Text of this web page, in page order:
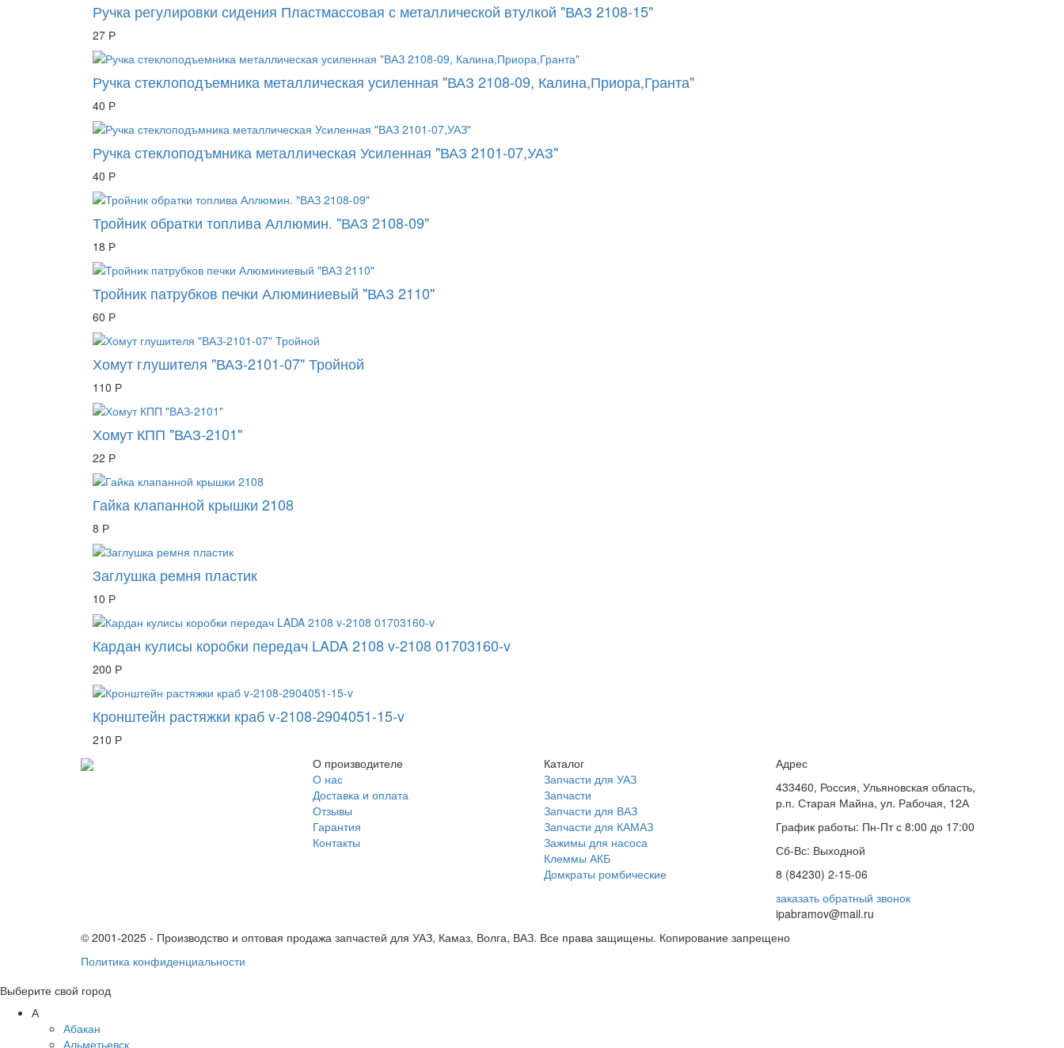
Ручка регулировки сидения Пластмассовая с металлической втулкой "ВАЗ 2108-15"
27 Р
Ручка стеклоподъемника металлическая усиленная "ВАЗ 2108-09, Калина,Приора,Гранта"
40 Р
Ручка стеклоподъмника металлическая Усиленная "ВАЗ 2101-07,УАЗ"
40 Р
Тройник обратки топлива Аллюмин. "ВАЗ 2108-09"
18 Р
Тройник патрубков печки Алюминиевый "ВАЗ 2110"
60 Р
Хомут глушителя "ВАЗ-2101-07" Тройной
110 Р
Хомут КПП "ВАЗ-2101"
22 Р
Гайка клапанной крышки 2108
8 Р
Заглушка ремня пластик
10 Р
Кардан кулисы коробки передач LADA 2108 v-2108 01703160-v
200 Р
Кронштейн растяжки краб v-2108-2904051-15-v
210 Р
О производителе
О нас
Доставка и оплата
Отзывы
Гарантия
Контакты
Каталог
Запчасти для УАЗ
Запчасти
Запчасти для ВАЗ
Запчасти для КАМАЗ
Зажимы для насоса
Клеммы АКБ
Домкраты ромбические
Адрес
433460, Россия, Ульяновская область,
р.п. Старая Майна, ул. Рабочая, 12А
График работы: Пн-Пт с 8:00 до 17:00
Сб-Вс: Выходной
8 (84230) 2-15-06
заказать обратный звонок
ipabramov@mail.ru
© 2001-2025 - Производство и оптовая продажа запчастей для УАЗ, Камаз, Волга, ВАЗ. Все права защищены. Копирование запрещено
Политика конфиденциальности
Выберите свой город
А
Абакан
Альметьевск